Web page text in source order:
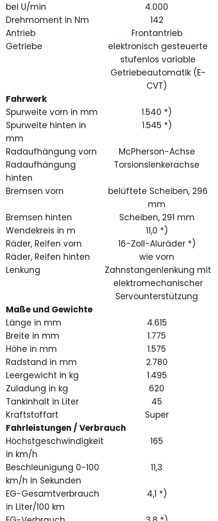
bei U/min
4.000
Drehmoment in Nm
142
Antrieb
Frontantrieb
Getriebe
elektronisch gesteuerte
stufenlos variable
Getriebeautomatik (E-
CVT)
Fahrwerk
Spurweite vorn in mm
1.540 *)
Spurweite hinten in
mm
1.545 *)
Radaufhängung vorn
McPherson-Achse
Radaufhängung
hinten
Torsionslenkerachse
Bremsen vorn
belüftete Scheiben, 296
mm
Bremsen hinten
Scheiben, 291 mm
Wendekreis in m
11,0 *)
Räder, Reifen vorn
16-Zoll-Aluräder *)
Räder, Reifen hinten
wie vorn
Lenkung
Zahnstangenlenkung mit
elektromechanischer
Servounterstützung
Maße und Gewichte
Länge in mm
4.615
Breite in mm
1.775
Höhe in mm
1.575
Radstand in mm
2.780
Leergewicht in kg
1.495
Zuladung in kg
620
Tankinhalt in Liter
45
Kraftstoffart
Super
Fahrleistungen / Verbrauch
Höchstgeschwindigkeit
in km/h
165
Beschleunigung 0-100
km/h in Sekunden
11,3
EG-Gesamtverbrauch
in Liter/100 km
4,1 *)